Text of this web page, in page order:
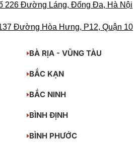
226 Đường Láng, Đống Đa, Hà Nội
Đường Hòa Hưng, P12, Quận 10
BÀ RỊA - VŨNG TÀU
BẮC KẠN
BẮC NINH
BÌNH ĐỊNH
BÌNH PHƯỚC